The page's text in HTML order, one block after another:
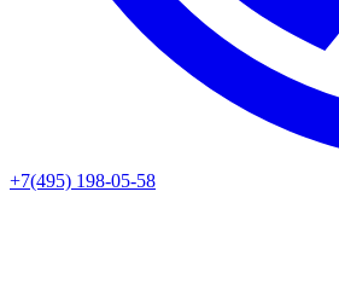
+7(495) 198-05-58